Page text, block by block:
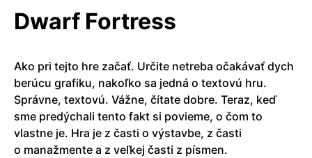
Dwarf Fortress
Ako pri tejto hre začať. Určite netreba očakávať dych
berúcu grafiku, nakoľko sa jedná o textovú hru.
Správne, textovú. Vážne, čítate dobre. Teraz, keď
sme predýchali tento fakt si povieme, o čom to
vlastne je. Hra je z časti o výstavbe, z časti
o manažmente a z veľkej časti z písmen.